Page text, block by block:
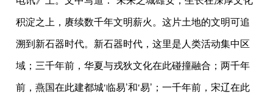
积淀之上，赓续数千年文明薪火。这片土地的文明可追
溯到新石器时代。新石器时代，这里是人类活动集中区
域；三千年前，华夏与戎狄文化在此碰撞融合；两千年
前，燕国在此建都城‘临易’和‘易’；一千年前，宋辽在此